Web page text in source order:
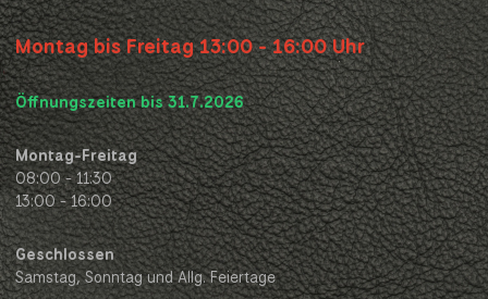
Montag bis Freitag 13:00 - 16:00 Uhr
Öffnungszeiten bis 31.7.2026
Montag-Freitag
08:00 - 11:30
13:00 - 16:00
Geschlossen
Samstag, Sonntag und Allg. Feiertage